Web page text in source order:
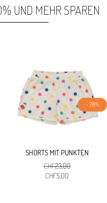
UND MEHR SPAREN
- 78%
SHORTS MIT PUNKTEN
CHF23,00
Ursprünglicher
CHF5,00